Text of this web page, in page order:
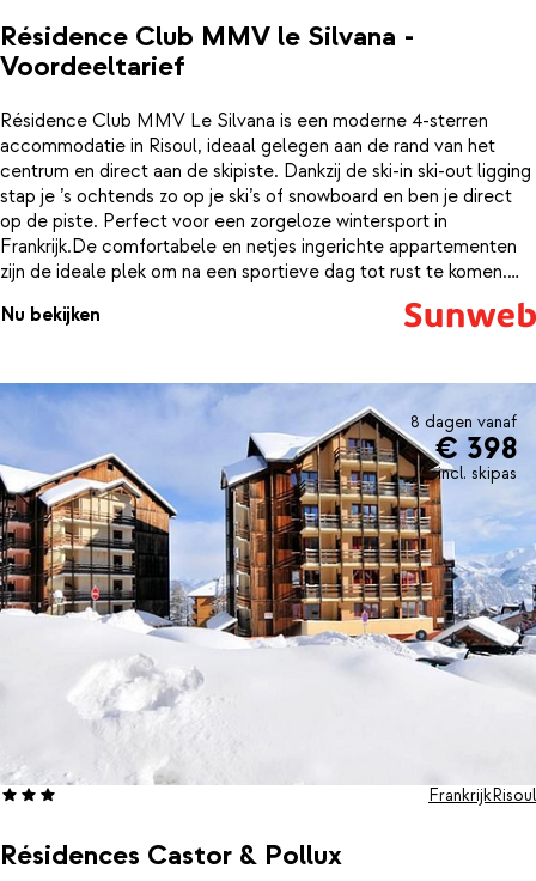
Résidence Club MMV le Silvana -
Voordeeltarief
Résidence Club MMV Le Silvana is een moderne 4-sterren
accommodatie in Risoul, ideaal gelegen aan de rand van het
centrum en direct aan de skipiste. Dankzij de ski-in ski-out ligging
stap je ’s ochtends zo op je ski’s of snowboard en ben je direct
op de piste. Perfect voor een zorgeloze wintersport in
Frankrijk.De comfortabele en netjes ingerichte appartementen
zijn de ideale plek om na een sportieve dag tot rust te komen.
Wie nog energie over heeft kan een baantje trekken in het
binnenzwembad. Liever ontspannen? Geniet van de sauna of kies
Nu bekijken
8 dagen vanaf
€ 398
incl. skipas
Résidences Castor & Pollux
FrankrijkRisoul